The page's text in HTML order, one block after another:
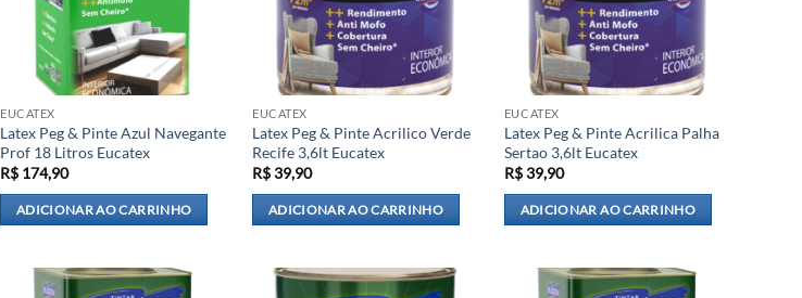
EUCATEX
Latex Peg & Pinte Azul Navegante
Prof 18 Litros Eucatex
R$ 174,90
ADICIONAR AO CARRINHO
EUCATEX
Latex Peg & Pinte Acrilico Verde
Recife 3,6lt Eucatex
R$39,90
ADICIONAR AO CARRINHO
EUCATEX
Latex Peg & Pinte Acrilica Palha
Sertao 3,6lt Eucatex
R$39,90
ADICIONAR AO CARRINHO